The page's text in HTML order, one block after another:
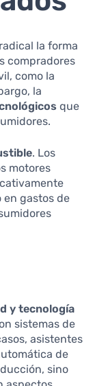
la forma
compradores
como la
la
que
. Los
motores
en gastos de
y tecnología
sistemas de
asistentes
de
sino